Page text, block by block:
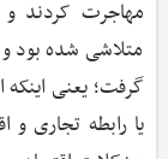
مهاجرت کردند
متلاشی شده بود
گرفت؛ یعنی
یا رابطه تجاری و